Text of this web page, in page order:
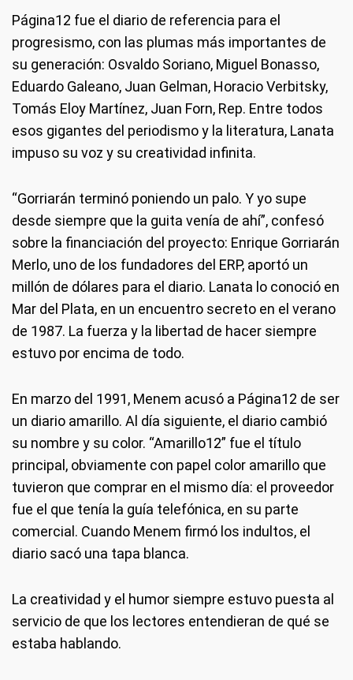
Página12 fue el diario de referencia para el
progresismo, con las plumas más importantes de
su generación: Osvaldo Soriano, Miguel Bonasso,
Eduardo Galeano, Juan Gelman, Horacio Verbitsky,
Tomás Eloy Martínez, Juan Forn, Rep. Entre todos
esos gigantes del periodismo y la literatura, Lanata
impuso su voz y su creatividad infinita.
“Gorriarán terminó poniendo un palo. Y yo supe
desde siempre que la guita venía de ahí”, confesó
sobre la financiación del proyecto: Enrique Gorriarán
Merlo, uno de los fundadores del ERP, aportó un
millón de dólares para el diario. Lanata lo conoció en
Mar del Plata, en un encuentro secreto en el verano
de 1987. La fuerza y la libertad de hacer siempre
estuvo por encima de todo.
En marzo del 1991, Menem acusó a Página12 de ser
un diario amarillo. Al día siguiente, el diario cambió
su nombre y su color. “Amarillo12” fue el título
principal, obviamente con papel color amarillo que
tuvieron que comprar en el mismo día: el proveedor
fue el que tenía la guía telefónica, en su parte
comercial. Cuando Menem firmó los indultos, el
diario sacó una tapa blanca.
La creatividad y el humor siempre estuvo puesta al
servicio de que los lectores entendieran de qué se
estaba hablando.